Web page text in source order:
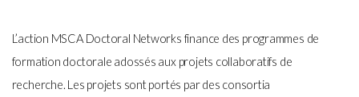
L’action MSCA Doctoral Networks finance des programmes de
formation doctorale adossés aux projets collaboratifs de
recherche. Les projets sont portés par des consortia